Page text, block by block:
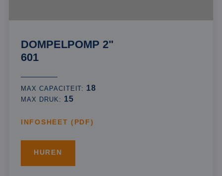
DOMPELPOMP 2"
601
MAX CAPACITEIT: 18
MAX DRUK: 15
INFOSHEET (PDF)
HUREN